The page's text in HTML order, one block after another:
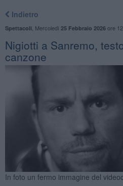
Indietro
Spettacoli Mercoledì 25 Febbraio 2026ore
Nigiotti a Sanremo,
canzone
In foto un fermo immagine del